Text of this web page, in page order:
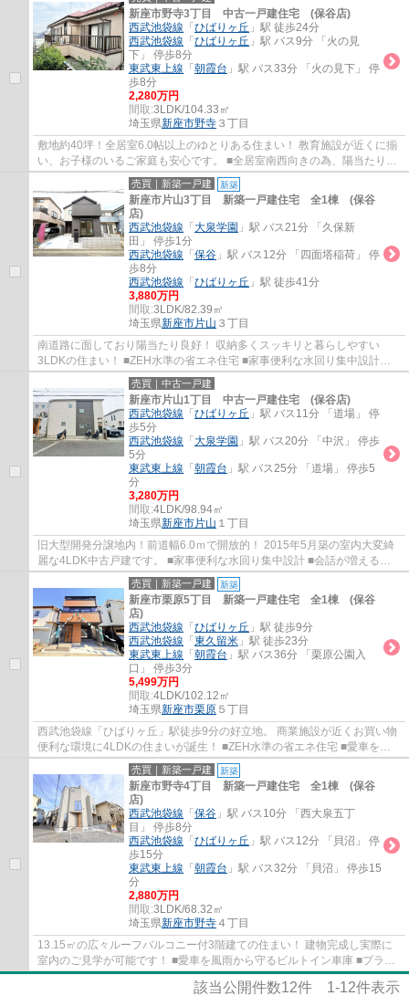
新座市野寺3丁目 中古一戸建住宅 (保谷店)
西武池袋線 「 ひばりヶ丘 」駅 徒歩24分
西武池袋線 「 ひばりヶ丘 」駅 バス9分 「火の見
下」 停歩8分
東武東上線 「 朝霞台 」駅 バス33分 「火の見下」 停
歩8分
2,280万円
間取:3LDK/104.33㎡
埼玉県新座市野寺 ３丁目
敷地約40坪！全居室6.0帖以上のゆとりある住まい！ 教育施設が近くに揃
い、お子様のいるご家庭も安心です。 ■全居室南西向きの為、陽当たり良
好 ■開放感のある玄関吹抜け ■幅広い世代...
売買｜新築一戸建 新築
新座市片山3丁目 新築一戸建住宅 全1棟 (保谷
店)
西武池袋線 「 大泉学園 」駅 バス21分 「久保新
田」 停歩1分
西武池袋線 「 保谷 」駅 バス12分 「四面塔稲荷」 停
歩8分
西武池袋線 「 ひばりヶ丘 」駅 徒歩41分
3,880万円
間取:3LDK/82.39㎡
埼玉県新座市片山 ３丁目
南道路に面しており陽当たり良好！ 収納多くスッキリと暮らしやすい
3LDKの住まい！ ■ZEH水準の省エネ住宅 ■家事便利な水回り集中設計
■LDK15帖(2面採光で開放的) ■会話が弾む対面式キ...
売買｜中古一戸建
新座市片山1丁目 中古一戸建住宅 (保谷店)
西武池袋線 「 ひばりヶ丘 」駅 バス11分 「道場」 停
歩5分
西武池袋線 「 大泉学園 」駅 バス20分 「中沢」 停歩
5分
東武東上線 「 朝霞台 」駅 バス25分 「道場」 停歩5
分
3,280万円
間取:4LDK/98.94㎡
埼玉県新座市片山 １丁目
旧大型開発分譲地内！前道幅6.0ｍで開放的！ 2015年5月築の室内大変綺
麗な4LDK中古戸建です。 ■家事便利な水回り集中設計 ■会話が増えるリ
ビングイン階段 ■ウォークインクローゼット ...
売買｜新築一戸建 新築
新座市栗原5丁目 新築一戸建住宅 全1棟 (保谷
店)
西武池袋線 「 ひばりヶ丘 」駅 徒歩9分
西武池袋線 「 東久留米 」駅 徒歩23分
東武東上線 「 朝霞台 」駅 バス36分 「栗原公園入
口」 停歩3分
5,499万円
間取:4LDK/102.12㎡
埼玉県新座市栗原 ５丁目
西武池袋線「ひばりヶ丘」駅徒歩9分の好立地。 商業施設が近くお買い物
便利な環境に4LDKの住まいが誕生！ ■ZEH水準の省エネ住宅 ■愛車を風
雨から守るビルトインガレージ ■プライバシ...
売買｜新築一戸建 新築
新座市野寺4丁目 新築一戸建住宅 全1棟 (保谷
店)
西武池袋線 「 保谷 」駅 バス10分 「西大泉五丁
目」 停歩8分
西武池袋線 「 ひばりヶ丘 」駅 バス12分 「貝沼」 停
歩15分
東武東上線 「 朝霞台 」駅 バス32分 「貝沼」 停歩15
分
2,880万円
間取:3LDK/68.32㎡
埼玉県新座市野寺 ４丁目
13.15㎡の広々ルーフバルコニー付3階建ての住まい！ 建物完成し実際に
室内のご見学が可能です！ ■愛車を風雨から守るビルトイン車庫 ■プライ
バシー重視の2階リビング ■ウォークインク...
該当公開件数12件 1-12件表示